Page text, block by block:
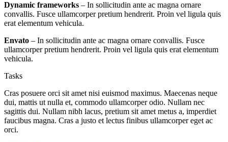
Dynamic frameworks – In sollicitudin ante ac magna ornare
convallis. Fusce ullamcorper pretium hendrerit. Proin vel ligula quis
erat elementum vehicula.
Envato – In sollicitudin ante ac magna ornare convallis. Fusce
ullamcorper pretium hendrerit. Proin vel ligula quis erat elementum
vehicula.
Tasks
Cras posuere orci sit amet nisi euismod maximus. Maecenas neque
dui, mattis ut nulla et, commodo ullamcorper odio. Nullam nec
sagittis dui. Nullam nibh lacus, pretium sit amet metus a, imperdiet
faucibus magna. Cras a justo et lectus finibus ullamcorper eget ac
orci.